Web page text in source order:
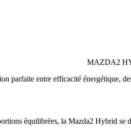
MAZDA2
parfaite entre efficacité énergétique,
équilibrées, la Mazda2 Hybrid